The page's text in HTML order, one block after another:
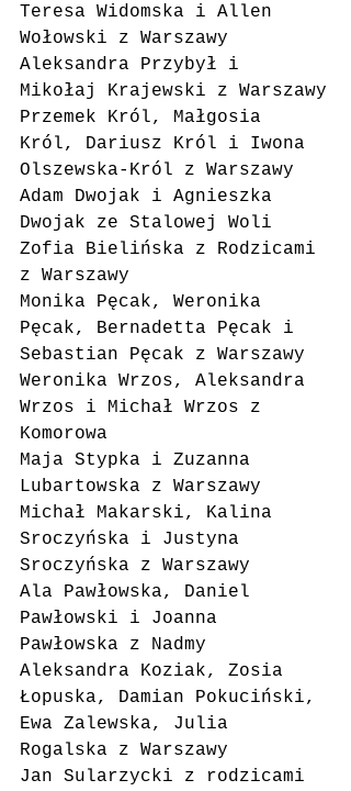
Teresa Widomska i Allen
Wołowski z Warszawy
Aleksandra Przybył i
Mikołaj Krajewski z Warszawy
Przemek Król, Małgosia
Król, Dariusz Król i Iwona
Olszewska-Król z Warszawy
Adam Dwojak i Agnieszka
Dwojak ze Stalowej Woli
Zofia Bielińska z Rodzicami
z Warszawy
Monika Pęcak, Weronika
Pęcak, Bernadetta Pęcak i
Sebastian Pęcak z Warszawy
Weronika Wrzos, Aleksandra
Wrzos i Michał Wrzos z
Komorowa
Maja Stypka i Zuzanna
Lubartowska z Warszawy
Michał Makarski, Kalina
Sroczyńska i Justyna
Sroczyńska z Warszawy
Ala Pawłowska, Daniel
Pawłowski i Joanna
Pawłowska z Nadmy
Aleksandra Koziak, Zosia
Łopuska, Damian Pokuciński,
Ewa Zalewska, Julia
Rogalska z Warszawy
Jan Sularzycki z rodzicami